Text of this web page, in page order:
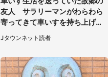
友人 サラリーマンがわらわら
寄ってきて車いすを持ち上げ連
れて行った（福岡県・60代女
性）
Jタウンネット読者